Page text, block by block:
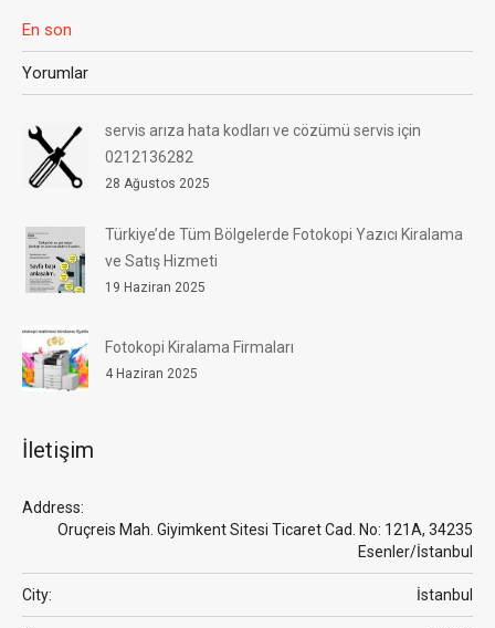
En son
Yorumlar
servis arıza hata kodları ve cözümü servis için
0212136282
28 Ağustos 2025
Türkiye’de Tüm Bölgelerde Fotokopi Yazıcı Kiralama
ve Satış Hizmeti
19 Haziran 2025
Fotokopi Kiralama Firmaları
4 Haziran 2025
İletişim
Address:
Oruçreis Mah. Giyimkent Sitesi Ticaret Cad. No: 121A, 34235
Esenler/İstanbul
City: İstanbul